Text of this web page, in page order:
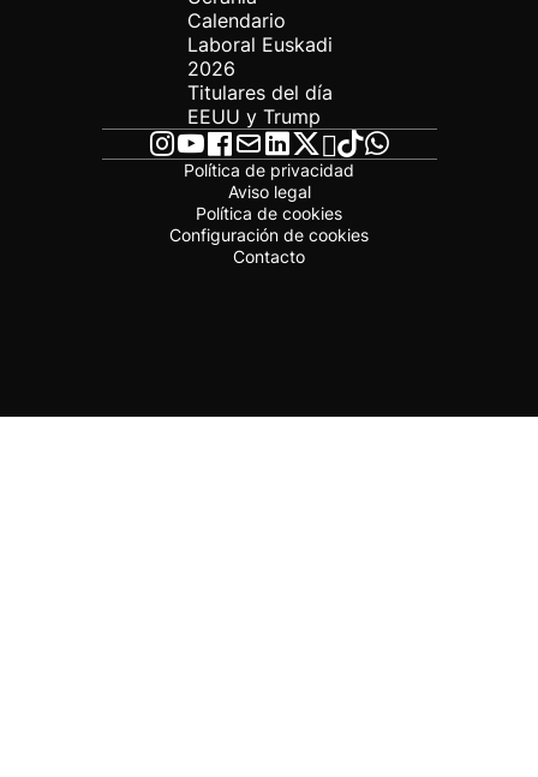
Calendario
Laboral Euskadi
2026
Titulares del día
EEUU y Trump
Política de privacidad
Aviso legal
Política de cookies
Configuración de cookies
Contacto